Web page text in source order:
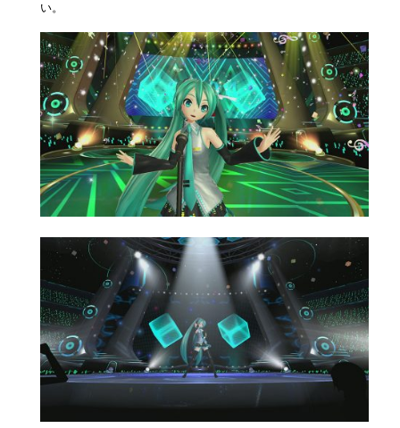
い。